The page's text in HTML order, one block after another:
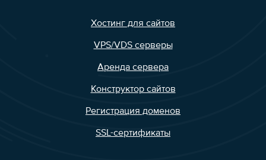
Хостинг для сайтов
VPS/VDS серверы
Аренда сервера
Конструктор сайтов
Регистрация доменов
SSL-сертификаты